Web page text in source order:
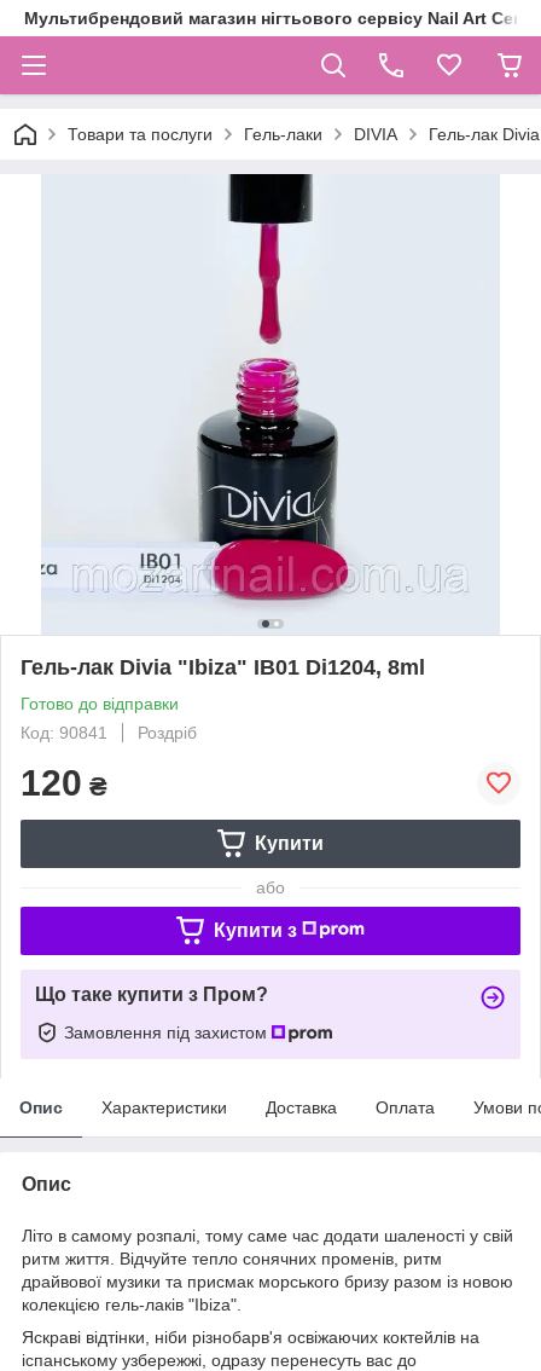
Мультибрендовий магазин нігтьового сервісу Nail Art
Товари та послуги Гель-лаки DIVIA Гель-лак
Гель-лак Divia "Ibiza" IB01 Di1204, 8ml
Готово до відправки
Код: 90841
Роздріб
120 ₴
Купити
або
Купити з
Що таке купити з Пром?
Замовлення під захистом
Опис Характеристики Доставка Оплата Умови
Опис
Літо в самому розпалі, тому саме час додати шаленості у свій
ритм життя. Відчуйте тепло сонячних променів, ритм
драйвової музики та присмак морського бризу разом із новою
колекцією гель-лаків "Ibiza".
Яскраві відтінки, ніби різнобарв'я освіжаючих коктейлів на
іспанському узбережжі, одразу перенесуть вас до